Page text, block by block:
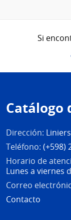
Si
de
página
Catálogo
Dirección:
Teléfono: (+598)
Horario de
Lunes a viernes
Correo
Contacto